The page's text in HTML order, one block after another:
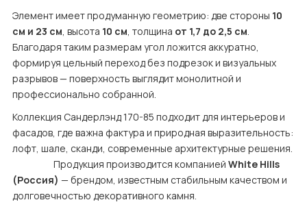
Элемент имеет продуманную геометрию: две стороны 10
см и 23 см, высота 10 см, толщина от 1,7 до 2,5 см.
Благодаря таким размерам угол ложится аккуратно,
формируя цельный переход без подрезок и визуальных
разрывов — поверхность выглядит монолитной и
профессионально собранной.
Коллекция Сандерлэнд 170-85 подходит для интерьеров и
фасадов, где важна фактура и природная выразительность:
лофт, шале, сканди, современные архитектурные решения.
                    Продукция производится компанией
White Hills
(Россия) — брендом, известным стабильным качеством и
долговечностью декоративного камня.